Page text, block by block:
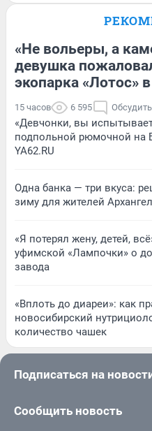
«Не вольеры, а
девушка
экопарка «Лотос»
15 часов 6 595 Обсудить
«Девчонки, вы
подпольной рюмочной на
YA62.RU
Одна банка — три вкуса:
зиму для жителей
«Я потерял жену, детей,
уфимской «Лампочки» о
завода
«Вплоть до диареи»: как
новосибирский
количество чашек
Подписаться на
Сообщить новость